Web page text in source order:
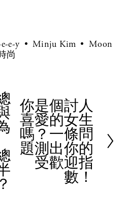
e-y Minju Kim
Moon
尚
N你是個討人
喜愛的女生
嗎？一條問
題測出你的
受歡迎指
數！